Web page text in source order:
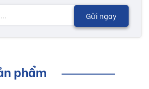
Gửi ngay
phẩm